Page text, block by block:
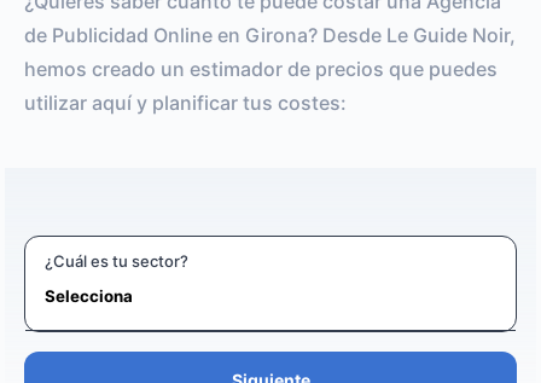
de Publicidad Online en Girona? Desde Le Guide Noir,
hemos creado un estimador de precios que puedes
utilizar aquí y planificar tus costes:
¿Cuál es tu sector?